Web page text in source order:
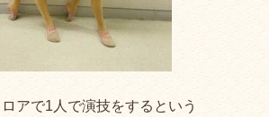
アで1人で演技をするという